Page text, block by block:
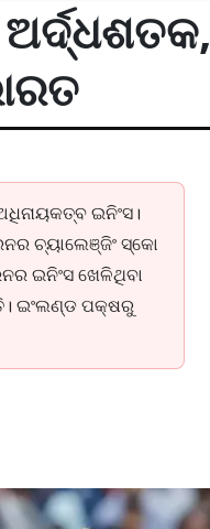
ଇନିଂସ।
ଚ୍ୟାଲେଞ୍ଜିଂ ସ୍କୋ
ଇନିଂସ ଖେଳିଥିବା
ଇଂଲଣ୍ଡ ପକ୍ଷରୁ